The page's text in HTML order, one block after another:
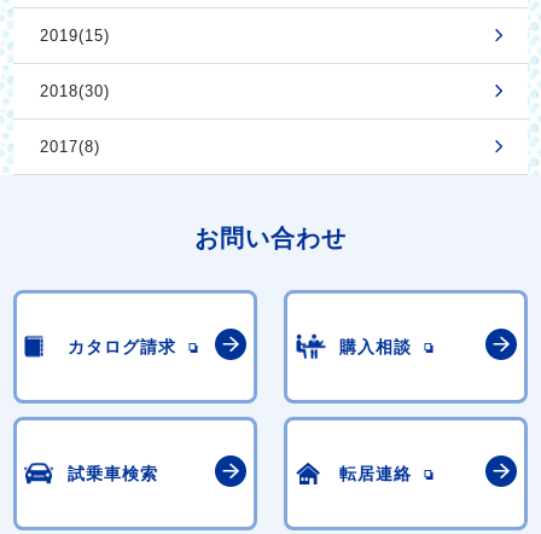
2019(15)
2018(30)
2017(8)
お問い合わせ
カタログ請求 購入相談
試乗車検索 転居連絡